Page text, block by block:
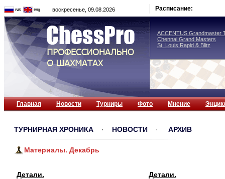
воскресенье, 09.08.2026 Расписание:
ACCENTUS Grandmaster
Chennai Grand Masters
St. Louis Rapid & Blitz
Главная Новости Турниры Фото Мнение
ТУРНИРНАЯ ХРОНИКА · НОВОСТИ · АРХИВ
Материалы. Декабрь
Детали.
Детали.